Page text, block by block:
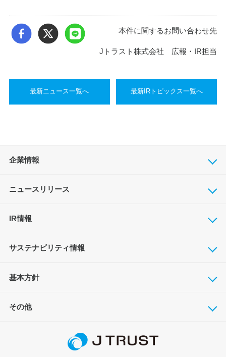
本件に関するお問い合わせ先
Jトラスト株式会社 広報・IR担当
最新ニュース一覧へ 最新IRトピックス一覧へ
企業情報
ニュースリリース
IR情報
サステナビリティ情報
基本方針
その他